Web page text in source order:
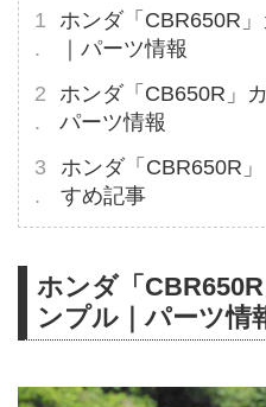
ホンダ「CBR650R
｜パーツ情報
ホンダ「CB650R」
パーツ情報
ホンダ「CBR650R
すめ記事
ホンダ「
ンプル｜パーツ情